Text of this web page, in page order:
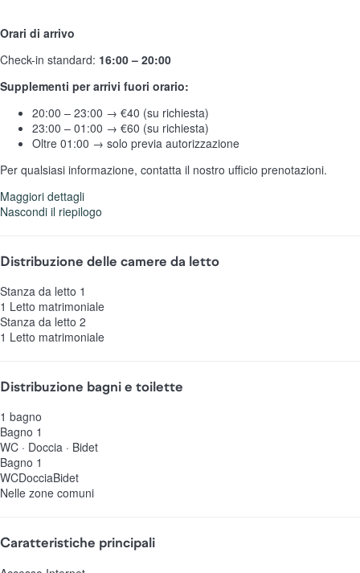
Orari di arrivo
Check-in standard: 16:00 – 20:00
Supplementi per arrivi fuori orario:
20:00 – 23:00 → €40 (su richiesta)
23:00 – 01:00 → €60 (su richiesta)
Oltre 01:00 → solo previa autorizzazione
Per qualsiasi informazione, contatta il nostro ufficio prenotazioni.
Maggiori dettagli
Nascondi il riepilogo
Distribuzione delle camere da letto
Stanza da letto 1
1 Letto matrimoniale
Stanza da letto 2
1 Letto matrimoniale
Distribuzione bagni e toilette
1 bagno
Bagno 1
WC · Doccia · Bidet
Bagno 1
WCDocciaBidet
Nelle zone comuni
Caratteristiche principali